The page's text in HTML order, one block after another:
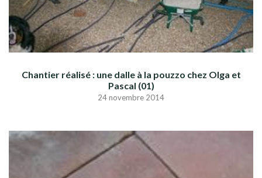
Chantier réalisé : une dalle à la pouzzo chez Olga et
Pascal (01)
24 novembre 2014